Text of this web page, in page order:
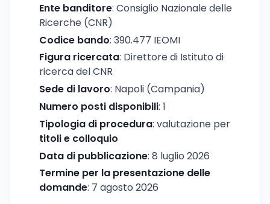
Ente banditore: Consiglio Nazionale delle
Ricerche (CNR)
Codice bando: 390.477 IEOMI
Figura ricercata: Direttore di Istituto di
ricerca del CNR
Sede di lavoro: Napoli (Campania)
Numero posti disponibili: 1
Tipologia di procedura: valutazione per
titoli e colloquio
Data di pubblicazione: 8 luglio 2026
Termine per la presentazione delle
domande: 7 agosto 2026